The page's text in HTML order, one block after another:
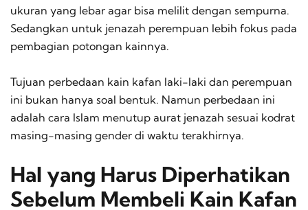
ukuran yang lebar agar bisa melilit dengan sempurna.
Sedangkan untuk jenazah perempuan lebih fokus pada
pembagian potongan kainnya.
Tujuan perbedaan kain kafan laki-laki dan perempuan
ini bukan hanya soal bentuk. Namun perbedaan ini
adalah cara Islam menutup aurat jenazah sesuai kodrat
masing-masing gender di waktu terakhirnya.
Hal yang Harus Diperhatikan
Sebelum Membeli Kain Kafan